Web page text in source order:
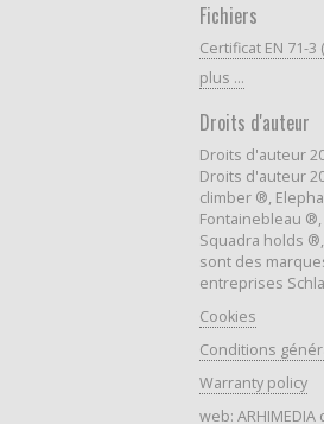
Fichiers
Certificat EN 71-3
plus ...
Droits d'auteur
Droits d'auteur
Droits d'auteur
climber ®,
Fontainebleau
Squadra holds
sont des
entreprises
Cookies
Conditions
Warranty policy
web: ARHIMEDIA